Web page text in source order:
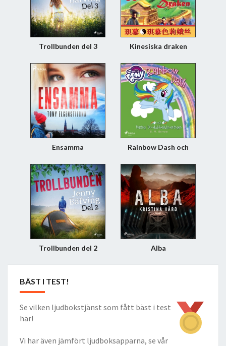
Trollbunden del 3 Kinesiska draken
Ensamma
Rainbow Dash och
dubbelutmaningen
Trollbunden del 2 Alba
BÄST I TEST!
Se vilken ljudbokstjänst som fått bäst i test
här!
Vi har även jämfört ljudboksapparna, se vår